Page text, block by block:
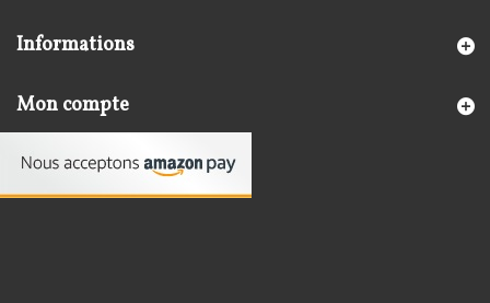
Informations
Mon compte